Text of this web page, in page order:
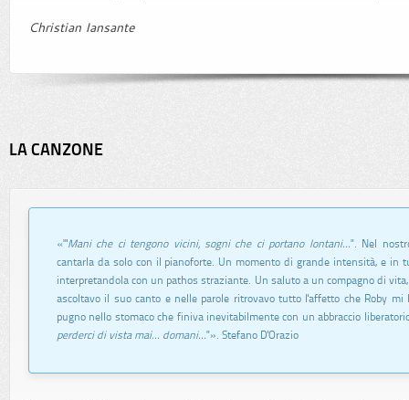
Christian Iansante
LA CANZONE
«"'Mani che ci tengono vicini, sogni che ci portano lontani...". Nel
cantarla da solo con il pianoforte. Un momento di grande intensità, e in
interpretandola con un pathos straziante. Un saluto a un compagno di
ascoltavo il suo canto e nelle parole ritrovavo tutto l'affetto che Roby
pugno nello stomaco che finiva inevitabilmente con un abbraccio
perderci di vista mai... domani..."». Stefano D'Orazio